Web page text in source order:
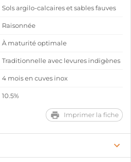
Sols argilo-calcaires et sables fauves
Raisonnée
À maturité optimale
Traditionnelle avec levures indigènes
4 mois en cuves inox
10.5%
Imprimer la fiche